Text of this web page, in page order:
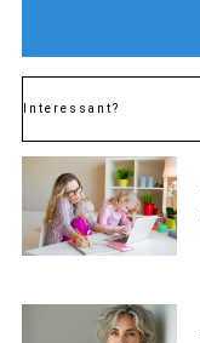
Interessant?